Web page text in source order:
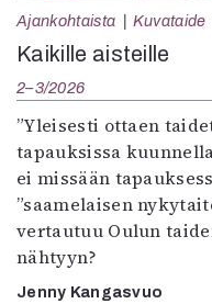
Ajankohtaista Kuvataide
Kaikille aisteille
2–3/2026
”Yleisesti ottaen
tapauksissa
ei missään
”saamelaisen
vertautuu Oulun
nähtyyn?
Jenny Kangasvuo